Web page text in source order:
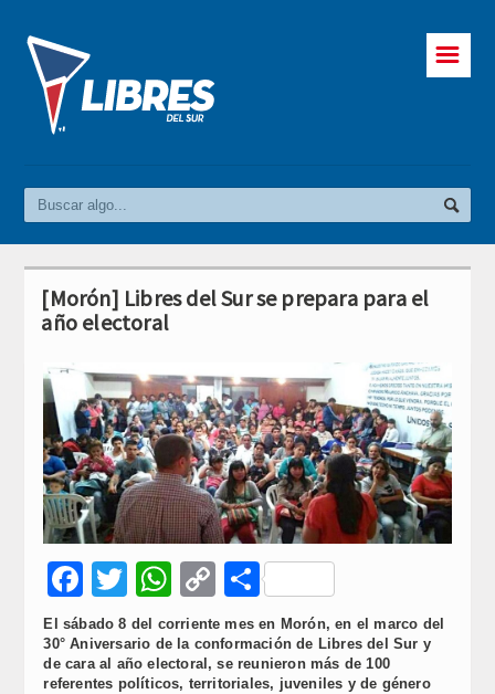
☰
[Morón] Libres del Sur se prepara para el
año electoral
Facebook
Twitter
WhatsApp
Copy
Link
Compartir
El sábado 8 del corriente mes en Morón, en el marco del
30° Aniversario de la conformación de Libres del Sur y
de cara al año electoral, se reunieron más de 100
referentes políticos, territoriales, juveniles y de género